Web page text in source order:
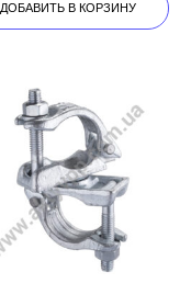
ДОБАВИТЬ В КОРЗИНУ